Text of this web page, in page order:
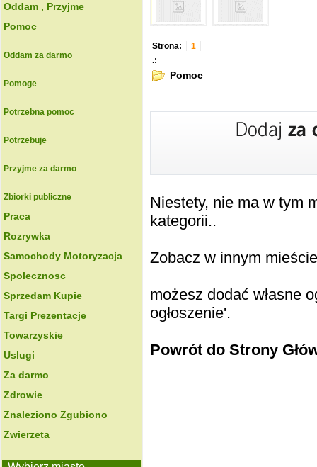
Oddam , Przyjme
Pomoc
Oddam za darmo
Pomoge
Potrzebna pomoc
Potrzebuje
Przyjme za darmo
Zbiorki publiczne
Praca
Rozrywka
Samochody Motoryzacja
Spolecznosc
Sprzedam Kupie
Targi Prezentacje
Towarzyskie
Uslugi
Za darmo
Zdrowie
Znaleziono Zgubiono
Zwierzeta
Strona:
1
.:
Pomoc
Niestety, nie ma w tym
kategorii..
Zobacz w innym
możesz dodać własne
ogłoszenie'.
Powrót do Strony